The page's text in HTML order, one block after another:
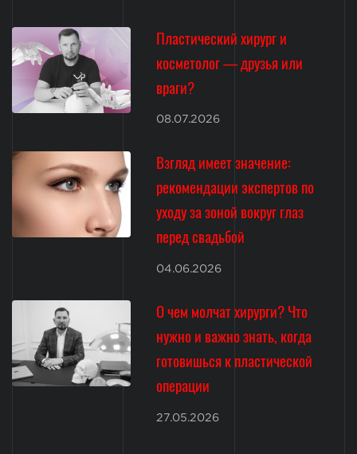
Пластический хирург и
косметолог — друзья или
враги?
08.07.2026
Взгляд имеет значение:
рекомендации экспертов по
уходу за зоной вокруг глаз
перед свадьбой
04.06.2026
О чем молчат хирурги? Что
нужно и важно знать, когда
готовишься к пластической
операции
27.05.2026